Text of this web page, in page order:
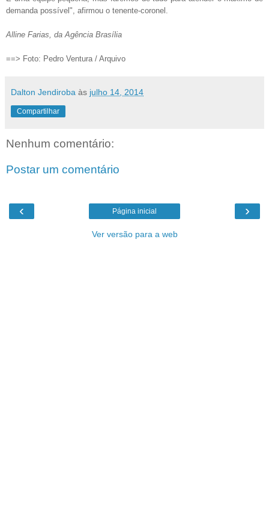
demanda possível", afirmou o tenente-coronel.
Alline Farias, da Agência Brasília
==> Foto: Pedro Ventura / Arquivo
Dalton Jendiroba às julho 14, 2014
Compartilhar
Nenhum comentário:
Postar um comentário
‹ ›
Página inicial
Ver versão para a web